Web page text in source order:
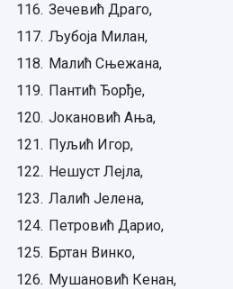
116. Зечевић Драго,
117. Љубоја Милан,
118. Малић Сњежана,
119. Пантић Ђорђе,
120. Јокановић Ања,
121. Пуљић Игор,
122. Нешуст Лејла,
123. Лалић Јелена,
124. Петровић Дарио,
125. Бртан Винко,
126. Мушановић Кенан,